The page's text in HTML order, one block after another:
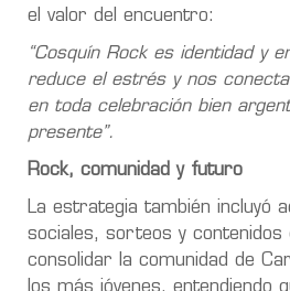
el valor del encuentro:
“Cosquín Rock es identidad y
reduce el estrés y nos
en toda celebración bien
presente”.
Rock, comunidad y futuro
La estrategia también incluyó
sociales, sorteos y contenidos
consolidar la comunidad de
los más jóvenes, entendiendo